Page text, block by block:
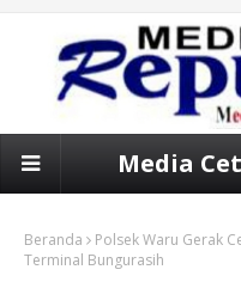
Media
Beranda
Polsek Waru Gerak
Terminal Bungurasih